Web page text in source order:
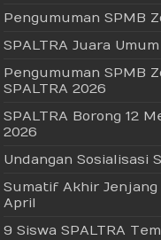
Pengumuman SPMB
SPALTRA Juara
Pengumuman SPMB
SPALTRA 2026
SPALTRA Borong 12
2026
Undangan Sosialisasi
Sumatif Akhir Jenjang
April
9 Siswa SPALTRA